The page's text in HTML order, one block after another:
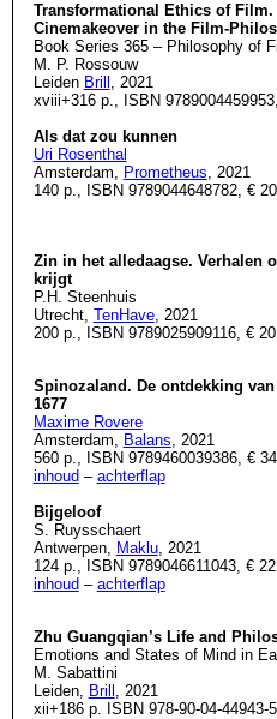
Transformational Ethics of
Cinemakeover in the Film-
Book Series 365 – Philosophy of
M. P. Rossouw
Leiden Brill , 2021
xviii+316 p., ISBN
Als dat zou kunnen
Uri Rosenthal
Amsterdam, Prometheus, 2021
140 p., ISBN 9789044648782, €
Zin in het alledaagse. Verhalen
krijgt
P.H. Steenhuis
Utrecht, TenHave, 2021
200 p., ISBN 9789025909116, €
Spinozaland. De ontdekking
1677
Maxime Rovere
Amsterdam, Balans, 2021
560 p., ISBN 9789460039386, €
inhoud – achterflap
Bijgeloof
S. Ruysschaert
Antwerpen, Maklu, 2021
124 p., ISBN 9789046611043, €
inhoud – achterflap
Zhu Guangqian’s Life and
Emotions and States of Mind in
M. Sabattini
Leiden, Brill , 2021
xii+186 p. ISBN 978-90-04-